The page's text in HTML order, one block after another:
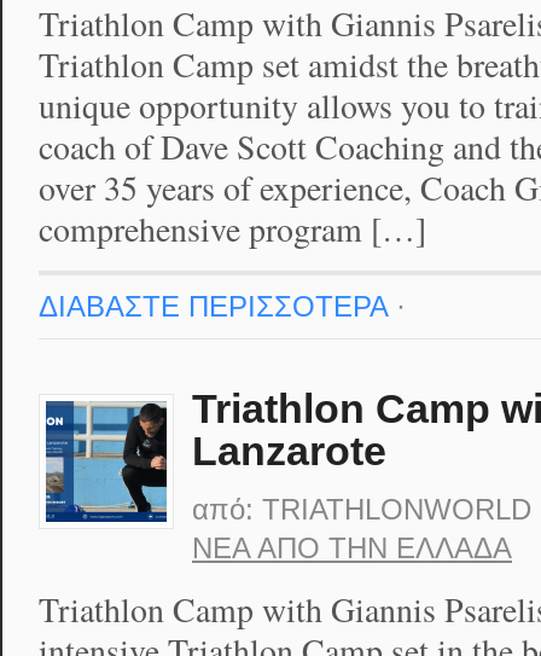
Triathlon Camp with Giannis
Triathlon Camp set amidst the
unique opportunity allows you to
coach of Dave Scott Coaching and
over 35 years of experience, Coach
comprehensive program […]
ΔΙΑΒΑΣΤΕ ΠΕΡΙΣΣΟΤΕΡΑ·
Triathlon Camp
Lanzarote
από: TRIATHLONWORLD
ΝΈΑ ΑΠΟ ΤΗΝ ΕΛΛΆΔΑ
Triathlon Camp with Giannis